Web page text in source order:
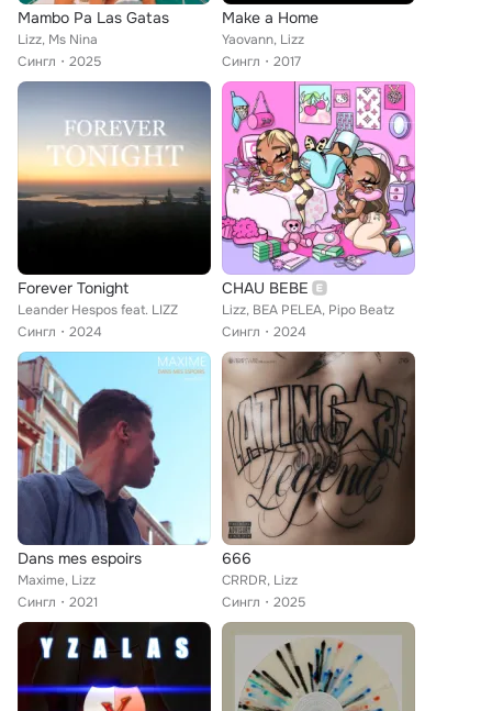
Mambo Pa Las Gatas
Lizz, Ms Nina
Сингл
2025
Make a Home
Yaovann, Lizz
Сингл
2017
Forever Tonight
Leander Hespos feat. LIZZ
Сингл
2024
CHAU BEBE
Lizz, BEA PELEA, Pipo Beatz
Сингл
2024
Dans mes espoirs
Maxime, Lizz
Сингл
2021
666
CRRDR, Lizz
Сингл
2025